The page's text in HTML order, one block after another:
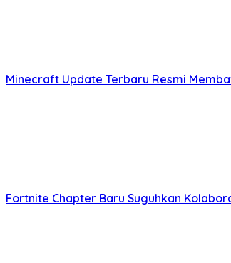
Minecraft Update Terbaru Resmi
Fortnite Chapter Baru Suguhkan